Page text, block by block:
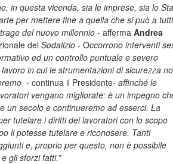
in questa vicenda, sia le imprese, sia lo
per mettere fine a quella che si può a tutti
del nuovo millennio - afferma Andrea
del Sodalizio - Occorrono interventi
ed un controllo puntuale e severo
in cui le strumentazioni di sicurezza
- continua il Presidente- affinché le
vengano migliorate: è un impegno
un secolo e continueremo ad esserci. La
tutelare i diritti dei lavoratori con lo scopo
li potesse tutelare e riconosere. Tanti
e, proprio per questo, non è possibile
gli sforzi fatti.”